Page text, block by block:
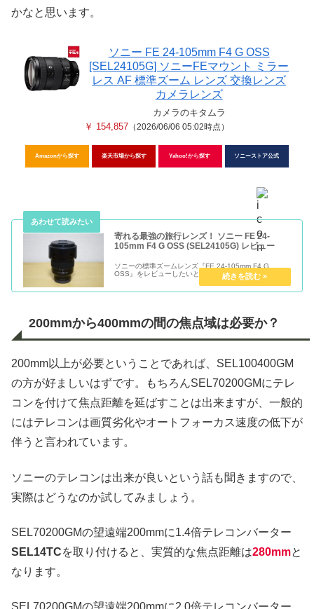
かなと思います。
ソニー FE 24-105mm F4 G OSS
[SEL24105G] ソニーFEマウント ミラー
レス AF 標準ズーム レンズ 交換レンズ
カメラレンズ
カメラのキタムラ
￥ 154,857 （2026/06/06 05:02時点）
Amazonから探す 楽天市場から探す Yahoo!から探す ソニーストア公式
寄れる最強の旅行レンズ！ ソニー FE 24-
105mm F4 G OSS (SEL24105G) レビュー
ソニーの標準ズームレンズ『FE 24-105mm F4 G
OSS』をレビューしたいと思います。
200mmから400mmの間の焦点域は必要か？
200mm以上が必要ということであれば、SEL100400GM
の方が好ましいはずです。もちろんSEL70200GMにテレ
コンを付けて焦点距離を延ばすことは出来ますが、一般的
にはテレコンは画質劣化やオートフォーカス速度の低下が
伴うと言われています。
ソニーのテレコンは出来が良いという話も聞きますので、
実際はどうなのか試してみましょう。
SEL70200GMの望遠端200mmに1.4倍テレコンバーター
SEL14TCを取り付けると、実質的な焦点距離は280mmと
なります。